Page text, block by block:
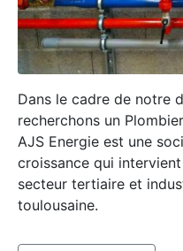
Dans le cadre de notre
recherchons un
AJS Energie est une
croissance qui
secteur tertiaire et
toulousaine.